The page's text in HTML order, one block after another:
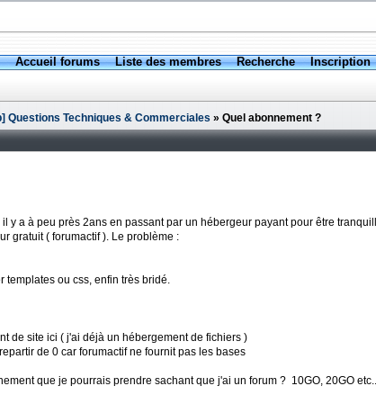
Accueil forums Liste des membres Recherche Inscription
Questions Techniques & Commerciales » Quel abonnement ?
y a à peu près 2ans en passant par un hébergeur payant pour être
gratuit ( forumactif ). Le problème :
templates ou css, enfin très bridé.
de site ici ( j'ai déjà un hébergement de fichiers )
de 0 car forumactif ne fournit pas les bases
que je pourrais prendre sachant que j'ai un forum ? 10GO, 20GO